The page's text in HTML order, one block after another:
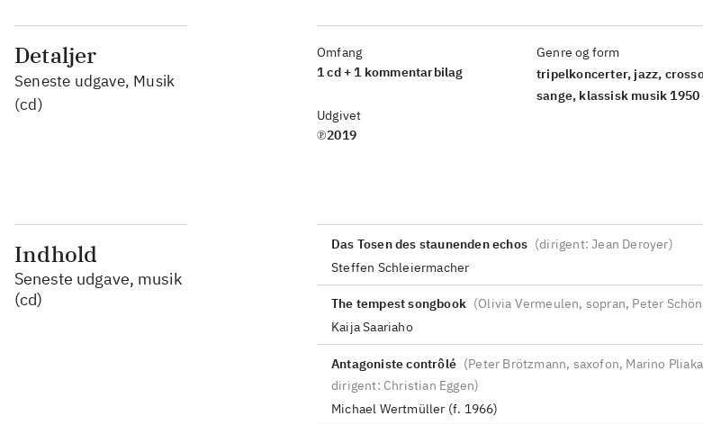
Detaljer
Seneste udgave, Musik
(cd)
Omfang
1 cd + 1 kommentarbilag
Udgivet
℗2019
Genre og form
tripelkoncerter, jazz,
sange, klassisk musik 1950
Indhold
Seneste udgave, musik
(cd)
Das Tosen des staunenden echos (dirigent: Jean Deroyer)
Steffen Schleiermacher
The tempest songbook (Olivia Vermeulen, sopran, Peter
Kaija Saariaho
Antagoniste contrôlé (Peter Brötzmann, saxofon, Marino
dirigent: Christian Eggen)
Michael Wertmüller (f. 1966)